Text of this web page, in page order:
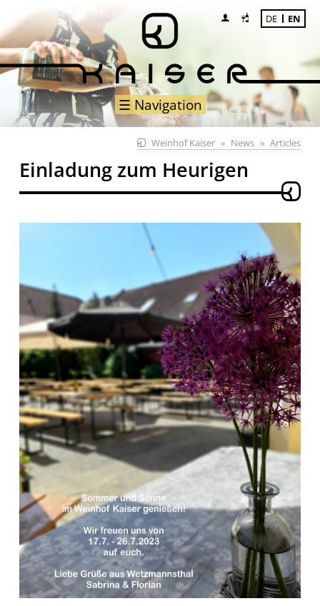
☰ Navigation
DE EN
Weinhof Kaiser News Articles
Einladung zum Heurigen